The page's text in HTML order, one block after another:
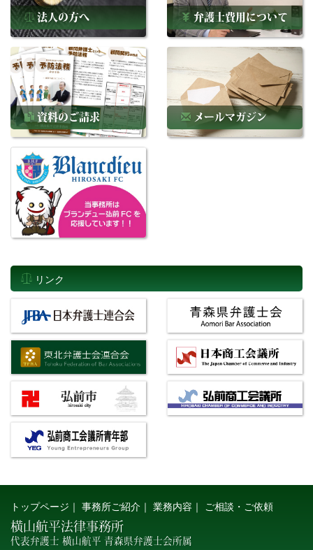
法人の方へ 弁護士費用について
資料のご請求 メールマガジン
リンク
トップページ ｜ 事務所ご紹介 ｜ 業務内容 ｜ ご相談・ご依頼
横山航平法律事務所
代表弁護士 横山航平 青森県弁護士会所属